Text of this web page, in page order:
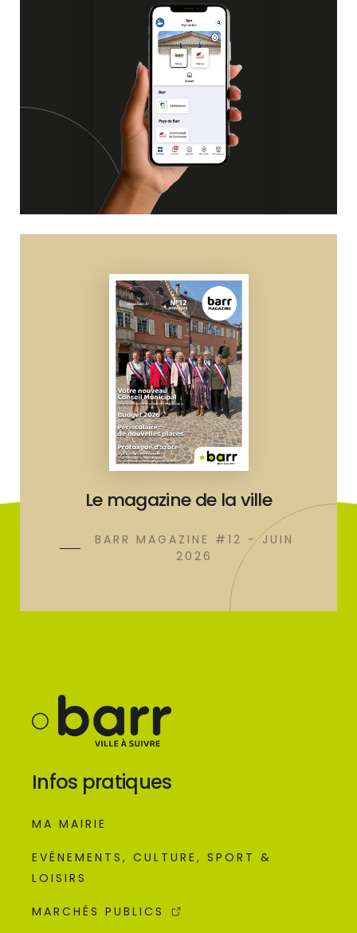
Le magazine de la ville
BARR MAGAZINE #12 - JUIN
2026
Infos pratiques
MA MAIRIE
EVÉNEMENTS, CULTURE, SPORT &
LOISIRS
MARCHÉS PUBLICS